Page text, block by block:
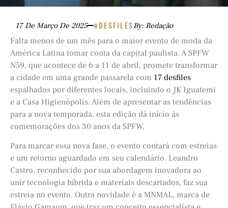
17 De Março De 2025 #DESFILESBy: Redação
Falta menos de um mês para o maior evento de moda da
América Latina tomar conta da capital paulista. A SPFW
N59, que acontece de 6 a 11 de abril, promete transformar
a cidade em uma grande passarela com 17 desfiles
espalhados por diferentes locais, incluindo o JK Iguatemi
e a Casa Higienópolis. Além de apresentar as tendências
para a nova temporada, esta edição dá início às
comemorações dos 30 anos da SPFW.
Para marcar essa nova fase, o evento contará com estreias
e um retorno aguardado em seu calendário. Leandro
Castro, reconhecido por sua abordagem inovadora ao
unir tecnologia híbrida e materiais descartados, faz sua
estreia no evento. Outra novidade é a MNMAL, marca de